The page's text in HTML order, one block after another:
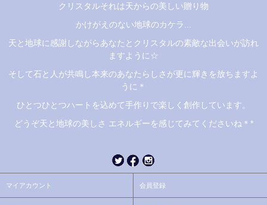
クリスタルそれは天からの美しい贈り物
かけがえのない地球のカケラ...
天と地球に感謝しながらあなたとクリスタルの素敵な出会いが訪れ
ますように☆
そして石と人が共鳴し本来のあなたらしさが更に輝きを放ちますよ
うに＊
ひとつひとつハートを込めて手作りで楽しく創作しています。
どうぞ天と地球の美しさ エネルギーを感じてみてくださいね＊*
マイアカウント 会員登録